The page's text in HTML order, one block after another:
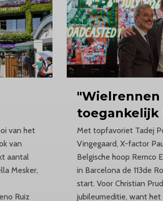
van het
van
aantal
Mesker,
Ruiz
"Wielrennen
toegankelijk
Met topfavoriet Tadej
Vingegaard, X-factor
Belgische hoop Remco
in Barcelona de 113de
start. Voor Christian
jubileumeditie, want